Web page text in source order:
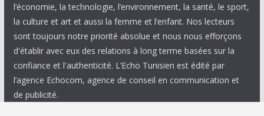
l’économie, la technologie, l’environnement, la santé, le sport,
la culture et art et aussi la femme et l’enfant. Nos lecteurs
sont toujours notre priorité absolue et nous nous efforçons
d'établir avec eux des relations à long terme basées sur la
confiance et l'authenticité. L’Echo Tunisien est édité par
l’agence Echocom, agence de conseil en communication et
de publicité.